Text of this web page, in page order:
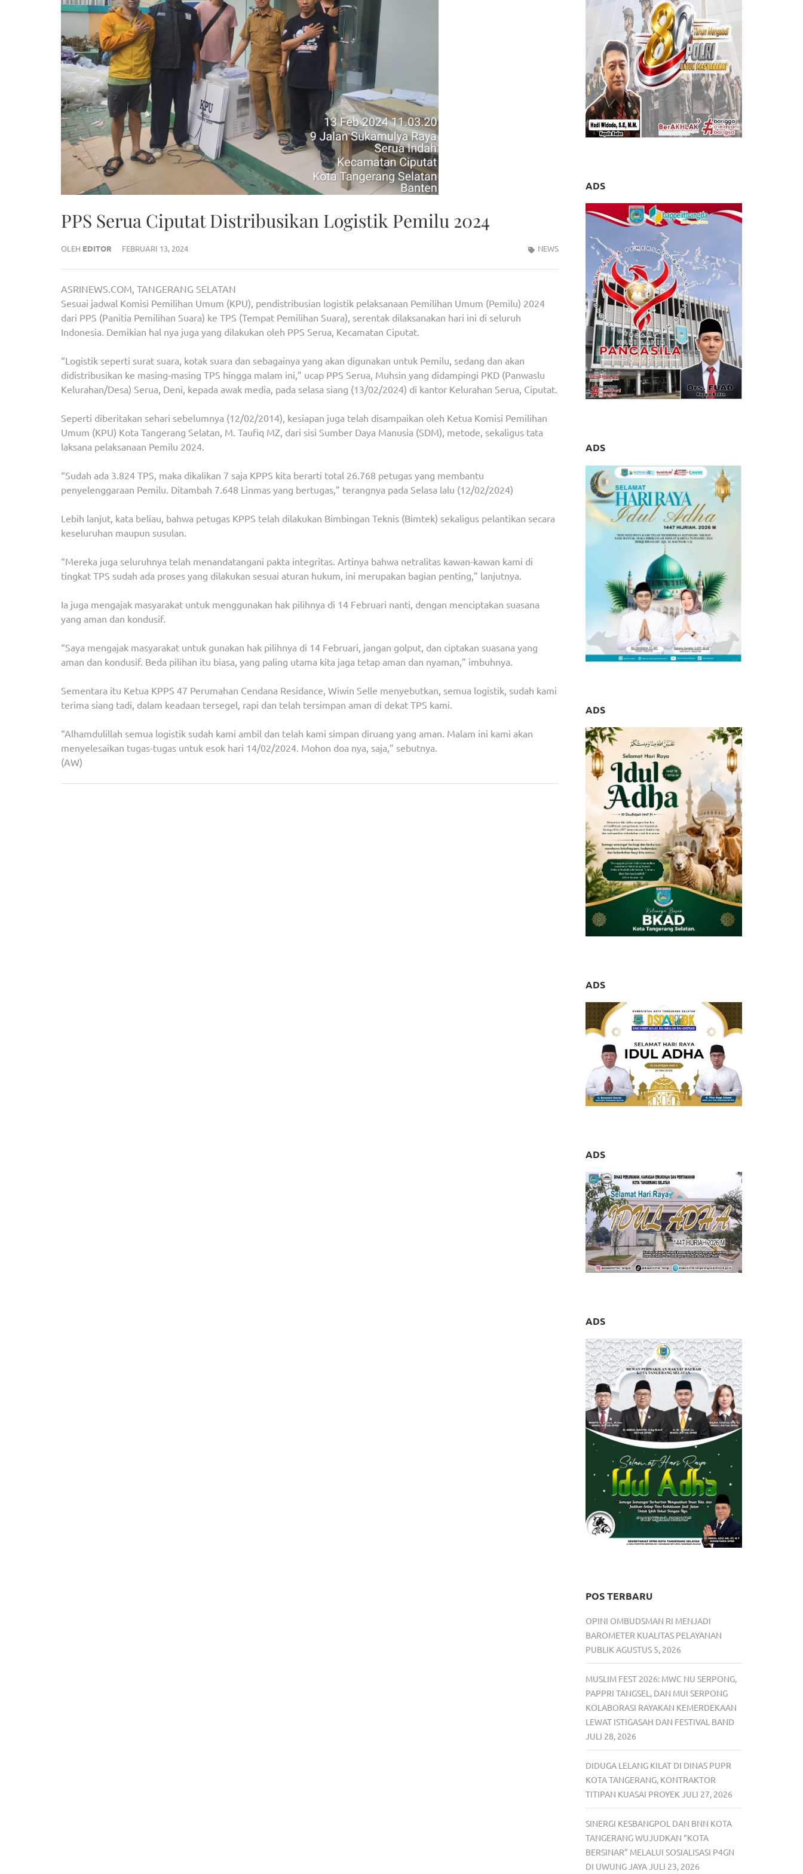
PPS Serua Ciputat Distribusikan Logistik Pemilu 2024
OLEH EDITOR FEBRUARI 13, 2024 NEWS
ASRINEWS.COM, TANGERANG SELATAN
Sesuai jadwal Komisi Pemilihan Umum (KPU), pendistribusian logistik pelaksanaan Pemilihan Umum (Pemilu) 2024
dari PPS (Panitia Pemilihan Suara) ke TPS (Tempat Pemilihan Suara), serentak dilaksanakan hari ini di seluruh
Indonesia. Demikian hal nya juga yang dilakukan oleh PPS Serua, Kecamatan Ciputat.
“Logistik seperti surat suara, kotak suara dan sebagainya yang akan digunakan untuk Pemilu, sedang dan akan
didistribusikan ke masing-masing TPS hingga malam ini,” ucap PPS Serua, Muhsin yang didampingi PKD (Panwaslu
Kelurahan/Desa) Serua, Deni, kepada awak media, pada selasa siang (13/02/2024) di kantor Kelurahan Serua, Ciputat.
Seperti diberitakan sehari sebelumnya (12/02/2014), kesiapan juga telah disampaikan oleh Ketua Komisi Pemilihan
Umum (KPU) Kota Tangerang Selatan, M. Taufiq MZ, dari sisi Sumber Daya Manusia (SDM), metode, sekaligus tata
laksana pelaksanaan Pemilu 2024.
“Sudah ada 3.824 TPS, maka dikalikan 7 saja KPPS kita berarti total 26.768 petugas yang membantu
penyelenggaraan Pemilu. Ditambah 7.648 Linmas yang bertugas,” terangnya pada Selasa lalu (12/02/2024)
Lebih lanjut, kata beliau, bahwa petugas KPPS telah dilakukan Bimbingan Teknis (Bimtek) sekaligus pelantikan secara
keseluruhan maupun susulan.
“Mereka juga seluruhnya telah menandatangani pakta integritas. Artinya bahwa netralitas kawan-kawan kami di
tingkat TPS sudah ada proses yang dilakukan sesuai aturan hukum, ini merupakan bagian penting,” lanjutnya.
Ia juga mengajak masyarakat untuk menggunakan hak pilihnya di 14 Februari nanti, dengan menciptakan suasana
yang aman dan kondusif.
“Saya mengajak masyarakat untuk gunakan hak pilihnya di 14 Februari, jangan golput, dan ciptakan suasana yang
aman dan kondusif. Beda pilihan itu biasa, yang paling utama kita jaga tetap aman dan nyaman,” imbuhnya.
Sementara itu Ketua KPPS 47 Perumahan Cendana Residance, Wiwin Selle menyebutkan, semua logistik, sudah kami
terima siang tadi, dalam keadaan tersegel, rapi dan telah tersimpan aman di dekat TPS kami.
“Alhamdulillah semua logistik sudah kami ambil dan telah kami simpan diruang yang aman. Malam ini kami akan
menyelesaikan tugas-tugas untuk esok hari 14/02/2024. Mohon doa nya, saja,” sebutnya.
(AW)
ADS
ADS
ADS
ADS
ADS
ADS
POS TERBARU
OPINI OMBUDSMAN RI MENJADI
BAROMETER KUALITAS PELAYANAN
PUBLIK AGUSTUS 5, 2026
MUSLIM FEST 2026: MWC NU SERPONG,
PAPPRI TANGSEL, DAN MUI SERPONG
KOLABORASI RAYAKAN KEMERDEKAAN
LEWAT ISTIGASAH DAN FESTIVAL BAND
JULI 28, 2026
DIDUGA LELANG KILAT DI DINAS PUPR
KOTA TANGERANG, KONTRAKTOR
TITIPAN KUASAI PROYEK JULI 27, 2026
SINERGI KESBANGPOL DAN BNN KOTA
TANGERANG WUJUDKAN “KOTA
BERSINAR” MELALUI SOSIALISASI P4GN
DI UWUNG JAYAJULI 23, 2026